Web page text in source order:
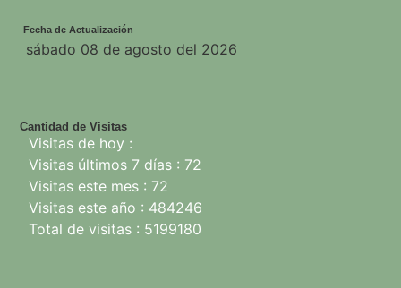
Fecha de Actualización
Cantidad de Visitas
Visitas de hoy :
Visitas últimos 7 días : 72
Visitas este mes : 72
Visitas este año : 484246
Total de visitas : 5199180
sábado 08 de agosto del 2026